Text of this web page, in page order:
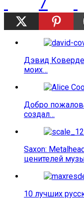
Дэвид
моих…
Добро
создал…
Saxon:
ценителей
10 лучших